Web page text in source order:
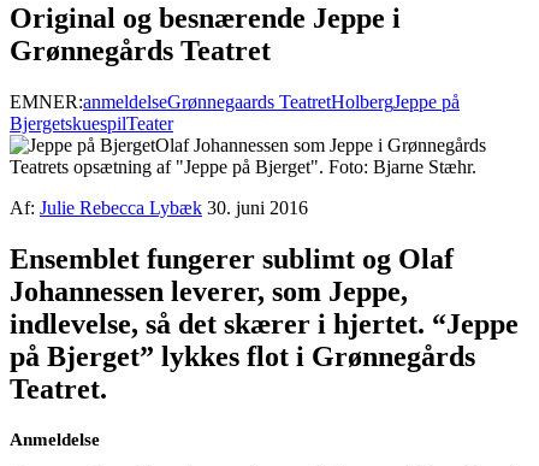
Original og besnærende Jeppe i
Grønnegårds Teatret
EMNER:anmeldelseGrønnegaards TeatretHolbergJeppe på
BjergetskuespilTeater
Olaf Johannessen som Jeppe i Grønnegårds
Teatrets opsætning af "Jeppe på Bjerget". Foto: Bjarne Stæhr.
Af: Julie Rebecca Lybæk 30. juni 2016
Ensemblet fungerer sublimt og Olaf
Johannessen leverer, som Jeppe,
indlevelse, så det skærer i hjertet. “Jeppe
på Bjerget” lykkes flot i Grønnegårds
Teatret.
Anmeldelse